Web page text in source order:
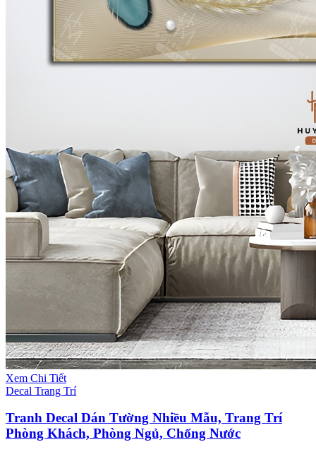
Xem Chi Tiết
Decal Trang Trí
Tranh Decal Dán Tường Nhiều Mẫu, Trang Trí
Phòng Khách, Phòng Ngủ, Chống Nước